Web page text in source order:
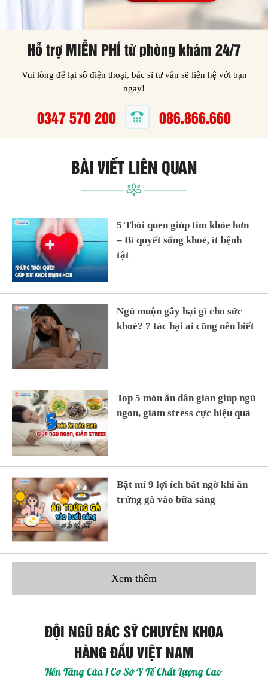
Hỗ trợ MIỄN PHÍ từ phòng khám 24/7
Vui lòng để lại số điện thoại, bác sĩ tư vấn sẽ liên hệ với bạn
ngay!
0347 570 200 086.866.660
BÀI VIẾT LIÊN QUAN
5 Thói quen giúp tim khỏe hơn
– Bí quyết sống khoẻ, ít bệnh
tật
Ngủ muộn gây hại gì cho sức
khoẻ? 7 tác hại ai cũng nên biết
Top 5 món ăn dân gian giúp ngủ
ngon, giảm stress cực hiệu quả
Bật mí 9 lợi ích bất ngờ khi ăn
trứng gà vào bữa sáng
Xem thêm
ĐỘI NGŨ BÁC SỸ CHUYÊN KHOA
HÀNG ĐẦU VIỆT NAM
------------Nền Tảng Của 1 Cơ Sở Y Tế Chất Lượng Cao ------------